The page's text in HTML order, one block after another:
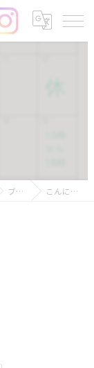
ブログ こんにちは🌈